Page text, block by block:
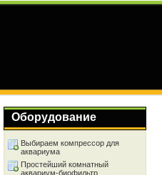
Оборудование
Выбираем компрессор для
аквариума
Простейший комнатный
аквариум-биофильтр